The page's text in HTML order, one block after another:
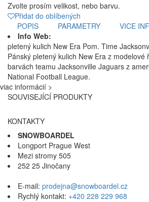
Zvolte prosím velikost, nebo barvu.
Přidat do oblíbených
POPIS
PARAMETRY
VICE
Info Web:
pletený kulich New Era Pom. Time
Pánský pletený kulich New Era z modelové
barvách teamu Jacksonville Jaguars z
National Football League.
viac informácií >
SOUVISEJÍCÍ PRODUKTY
KONTAKTY
SNOWBOARDEL
Longport Prague West
Mezi stromy 505
252 25 Jinočany
E-mail: prodejna@snowboardel.cz
Rychlý kontakt: +420 228 229 968